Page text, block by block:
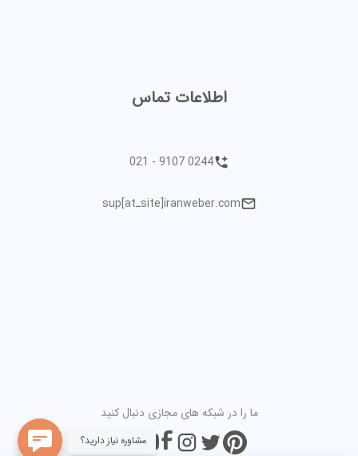
مشاوره نیاز دارید؟
اطلاعات تماس
021 - 9107 0244
sup[atـsite]iranweber.com
ما را در شبکه های مجازی دنبال کنید